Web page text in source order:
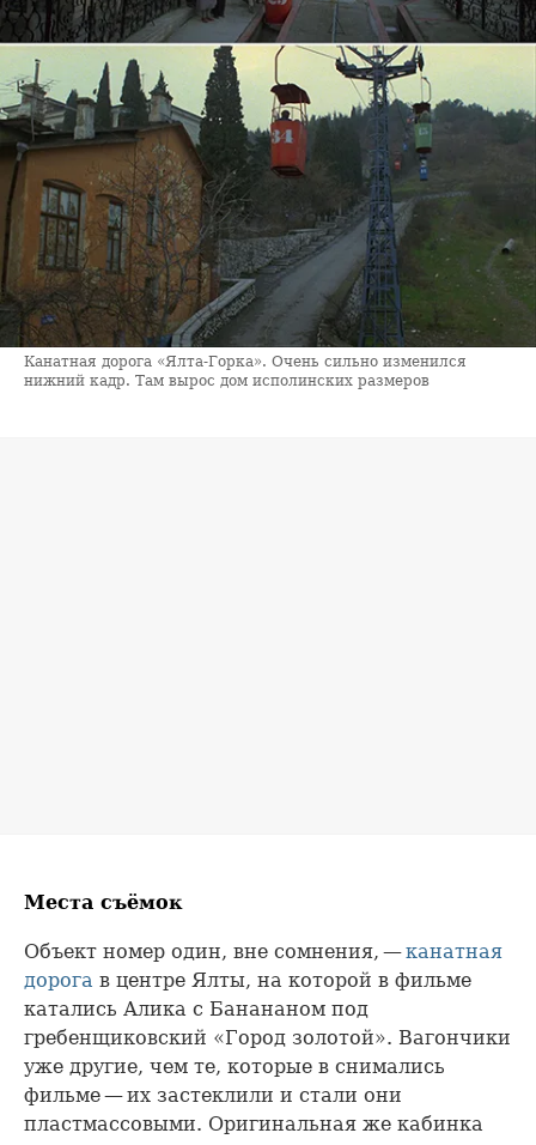
Канатная дорога «Ялта-Горка». Очень сильно изменился
нижний кадр. Там вырос дом исполинских размеров
Места съёмок
Объект номер один, вне сомнения, —канатная
дорога в центре Ялты, на которой в фильме
катались Алика с Банананом под
гребенщиковский «Город золотой». Вагончики
уже другие, чем те, которые в снимались
фильме — их застеклили и стали они
пластмассовыми. Оригинальная же кабинка